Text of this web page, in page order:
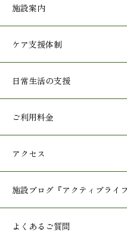
施設案内
ケア支援体制
日常生活の支援
ご利用料金
アクセス
施設ブログ 『アクティブライ
よくあるご質問